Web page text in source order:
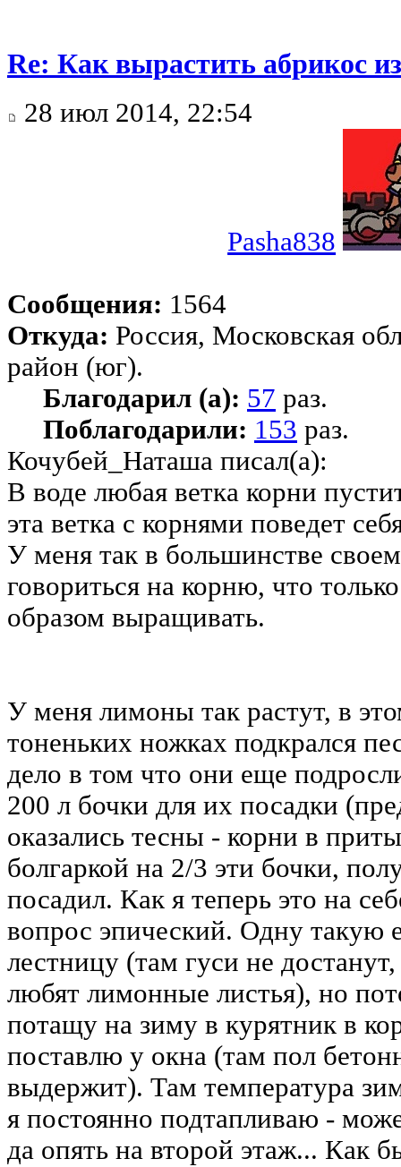
Re: Как вырастить абрикос
28 июл 2014, 22:54
Pasha838
Сообщения: 1564
Откуда: Россия, Московская
район (юг).
Благодарил (а): 57 раз.
Поблагодарили: 153 раз.
Кочубей_Наташа писал(а):
В воде любая ветка корни
эта ветка с корнями поведет
У меня так в большинстве
говориться на корню, что
образом выращивать.
У меня лимоны так растут, в
тоненьких ножках подкрался
дело в том что они еще
200 л бочки для их посадки
оказались тесны - корни в
болгаркой на 2/3 эти бочки,
посадил. Как я теперь это на
вопрос эпический. Одну такую
лестницу (там гуси не
любят лимонные листья), но
потащу на зиму в курятник в
поставлю у окна (там пол
выдержит). Там температура
я постоянно подтапливаю -
да опять на второй этаж... Как